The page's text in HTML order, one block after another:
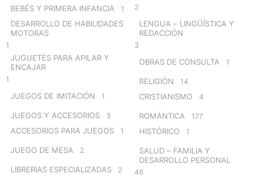
BEBÉS Y PRIMERA INFANCIA 1
DESARROLLO DE HABILIDADES
MOTORAS
1
JUGUETES PARA APILAR Y
ENCAJAR
1
JUEGOS DE IMITACIÓN 1
JUEGOS Y ACCESORIOS 3
ACCESORIOS PARA JUEGOS 1
JUEGO DE MESA 2
LIBRERIAS ESPECIALIZADAS 2
2
LENGUA – LINGÜÍSTICA Y
REDACCIÓN
3
OBRAS DE CONSULTA 1
RELIGIÓN 14
CRISTIANISMO 4
ROMÁNTICA 177
HISTÓRICO 1
SALUD – FAMILIA Y
DESARROLLO PERSONAL
46